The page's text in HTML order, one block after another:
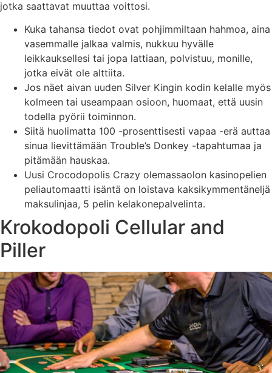
jotka saattavat muuttaa voittosi.
Kuka tahansa tiedot ovat pohjimmiltaan hahmoa, aina
vasemmalle jalkaa valmis, nukkuu hyvälle
leikkauksellesi tai jopa lattiaan, polvistuu, monille,
jotka eivät ole alttiita.
Jos näet aivan uuden Silver Kingin kodin kelalle myös
kolmeen tai useampaan osioon, huomaat, että uusin
todella pyörii toiminnon.
Siitä huolimatta 100 -prosenttisesti vapaa -erä auttaa
sinua lievittämään Trouble’s Donkey -tapahtumaa ja
pitämään hauskaa.
Uusi Crocodopolis Crazy olemassaolon kasinopelien
peliautomaatti isäntä on loistava kaksikymmentäneljä
maksulinjaa, 5 pelin kelakonepalvelinta.
Krokodopoli Cellular and
Piller